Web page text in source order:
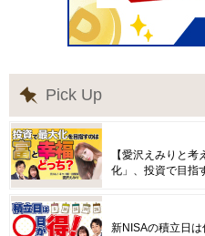
Pick Up
【愛沢えみりと
化」、投資で目指
新NISAの積立日